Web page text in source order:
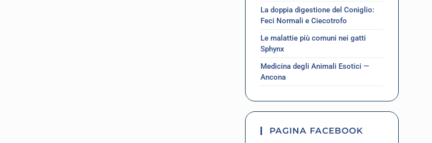
La doppia digestione del Coniglio:
Feci Normali e Ciecotrofo
Le malattie più comuni nei gatti
Sphynx
Medicina degli Animali Esotici —
Ancona
PAGINA FACEBOOK